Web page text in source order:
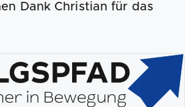
Dank Christian für das